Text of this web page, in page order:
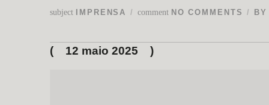
subject IMPRENSA comment NO COMMENTS BY
12 maio 2025